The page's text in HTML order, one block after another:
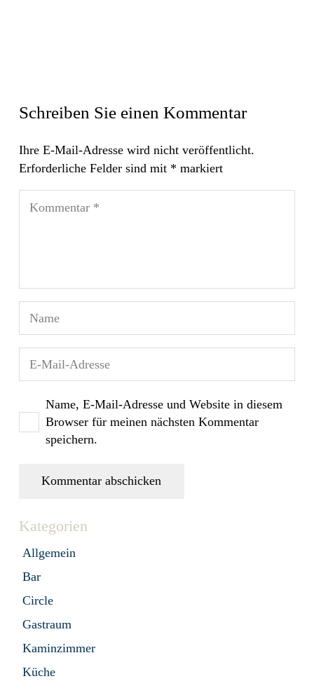
Schreiben Sie einen Kommentar
Ihre E-Mail-Adresse wird nicht veröffentlicht.
Erforderliche Felder sind mit * markiert
Name, E-Mail-Adresse und Website in diesem
Browser für meinen nächsten Kommentar
speichern.
Kommentar abschicken
Kategorien
Allgemein
Bar
Circle
Gastraum
Kaminzimmer
Küche